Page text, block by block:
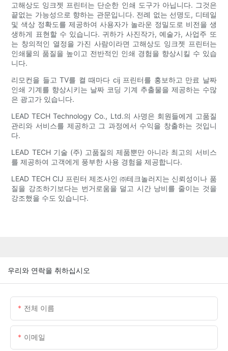
고해상도 잉크젯 프린터는 단순한 인쇄 도구가 아닙니다. 그것은
끝없는 가능성으로 향하는 관문입니다. 전례 없는 선명도, 디테일
및 색상 정확도를 제공하여 사용자가 놀라운 정밀도로 비전을 생
생하게 표현할 수 있습니다. 귀하가 사진작가, 예술가, 사업주 또
는 창의적인 열정을 가진 사람이라면 고해상도 잉크젯 프린터는
인쇄물의 품질을 높이고 전반적인 인쇄 경험을 향상시킬 수 있습
니다.
리모컨을 들고 TV를 켤 때마다 cij 프린터를 홍보하고 만료 날짜
인쇄 기계를 향상시키는 날짜 코딩 기계 추출물을 제공하는 수많
은 광고가 있습니다.
LEAD TECH Technology Co., Ltd.의 사명은 회원들에게 고품질
관리와 서비스를 제공하고 그 과정에서 수익을 창출하는 것입니
다.
LEAD TECH 기술 (주) 고품질의 제품뿐만 아니라 최고의 서비스
를 제공하여 고객에게 풍부한 사용 경험을 제공합니다.
LEAD TECH CIJ 프린터 제조사인 ㈜테크놀러지는 신뢰성이나 품
질을 강조하기보다는 번거로움을 덜고 시간 낭비를 줄이는 것을
강조했을 수도 있습니다.
우리와 연락을 취하십시오
전체 이름
이메일